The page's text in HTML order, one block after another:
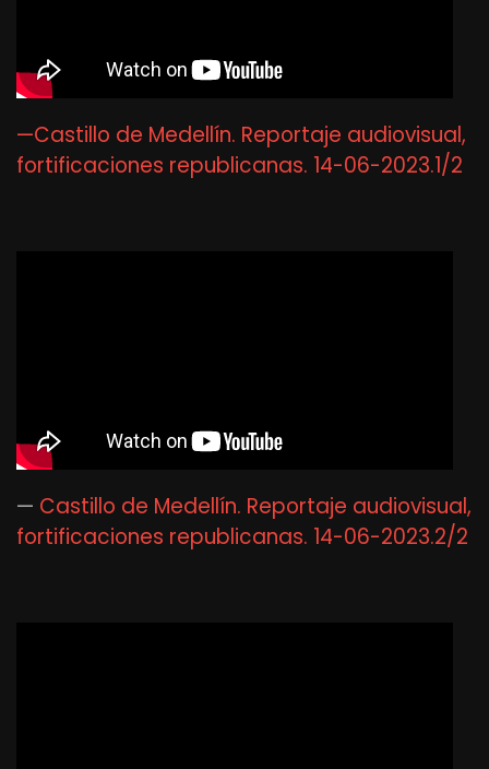
—Castillo de Medellín. Reportaje audiovisual,
fortificaciones republicanas. 14-06-2023.1/2
— Castillo de Medellín. Reportaje audiovisual,
fortificaciones republicanas. 14-06-2023.2/2